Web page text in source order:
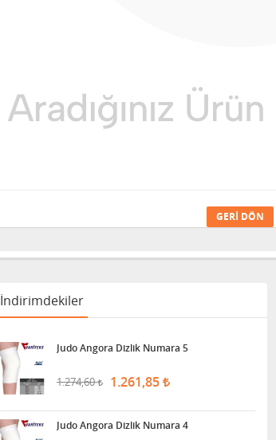
GERI DÖN
İndirimdekiler
Judo Angora Dizlik Numara 5
1.274,60 1.261,85
Judo Angora Dizlik Numara 4